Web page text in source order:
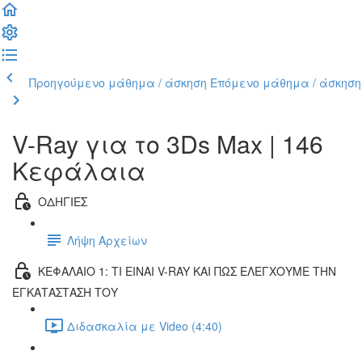
Προηγούμενο μάθημα / άσκηση Επόμενο μάθημα / άσκηση
V-Ray για το 3Ds Max | 146
Κεφάλαια
ΟΔΗΓΙΕΣ
Λήψη Αρχείων
ΚΕΦΑΛΑΙΟ 1: ΤΙ ΕΙΝΑΙ V-RAY ΚΑΙ ΠΩΣ ΕΛΕΓΧΟΥΜΕ ΤΗΝ
ΕΓΚΑΤΑΣΤΑΣΗ ΤΟΥ
Διδασκαλία με Video (4:40)